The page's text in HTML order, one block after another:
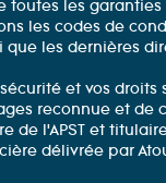
toutes les
les codes de
les dernières
et vos
reconnue et de
de l'APST et
délivrée par